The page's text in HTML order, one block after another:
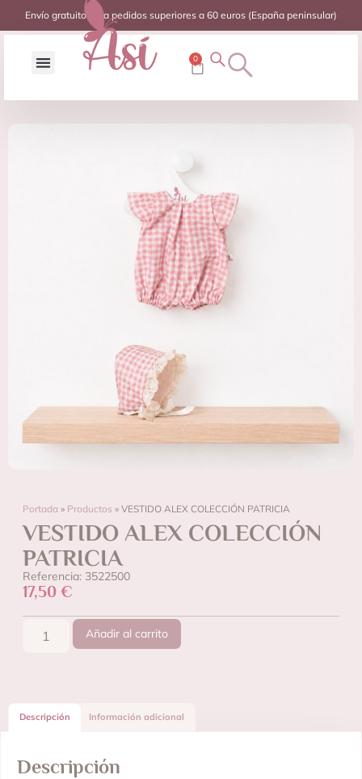
Envío gratuito para pedidos superiores a 60 euros (España peninsular)
0
Portada » Productos » VESTIDO ALEX COLECCIÓN PATRICIA
VESTIDO ALEX COLECCIÓN
PATRICIA
Referencia: 3522500
17,50 €
Añadir al carrito
Descripción Información adicional
Descripción